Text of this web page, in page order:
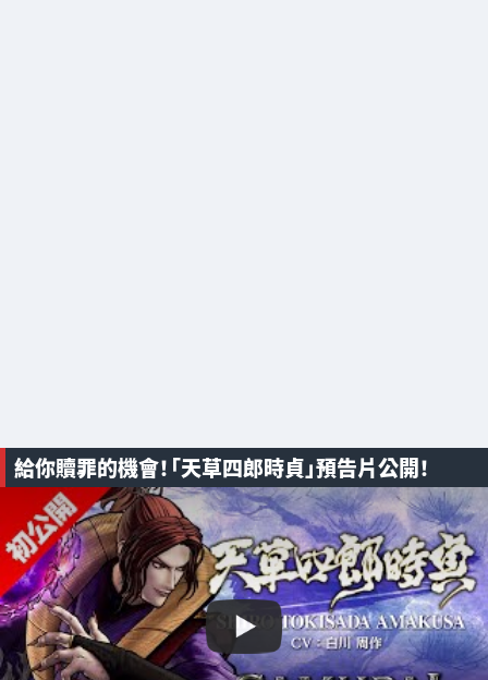
給你贖罪的機會！「天草四郎時貞」預告片公開！